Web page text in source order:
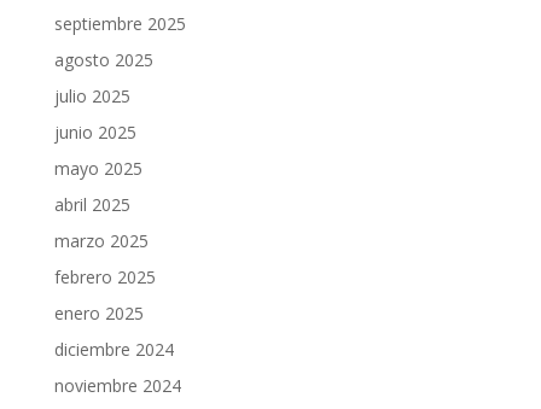
septiembre 2025
agosto 2025
julio 2025
junio 2025
mayo 2025
abril 2025
marzo 2025
febrero 2025
enero 2025
diciembre 2024
noviembre 2024